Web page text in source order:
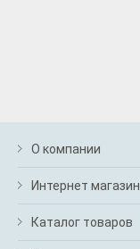
О компании
Интернет магазин
Каталог товаров